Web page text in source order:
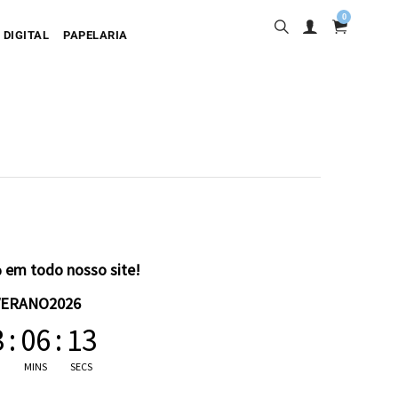
0
DIGITAL PAPELARIA
em todo nosso site!
: 06
MINS
: 12
SECS